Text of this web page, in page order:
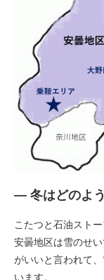
― 冬はどのよ
こたつと石油ストー
安曇地区は雪のせ
がいいと言われて
います。